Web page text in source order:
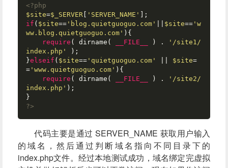
<?php
$site=$_SERVER 'SERVER_NAME'
if ( $site== 'blog.quietguoguo.com' $site== 'w
ww.blog.quietguoguo.com' ){
require ( dirname( __FILE__ ) .
'/site1/
index.php'
);
}elseif ( $site== 'quietguoguo.com' $site=
= 'www.quietguoguo.com' ){
require ( dirname( __FILE__ ) .
'/site2/
index.php' );
?>
代码主要是通过 SERVER_NAME 获取用户输入
的域名，然后通过判断域名指向不同目录下的
index.php文件。经过本地测试成功，域名绑定完虚拟